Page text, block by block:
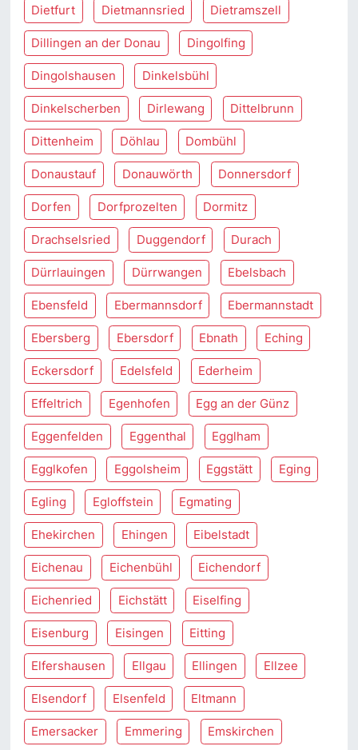
Dietfurt Dietmannsried Dietramszell
Dillingen an der Donau Dingolfing
Dingolshausen Dinkelsbühl
Dinkelscherben Dirlewang Dittelbrunn
Dittenheim Döhlau Dombühl
Donaustauf Donauwörth Donnersdorf
Dorfen Dorfprozelten Dormitz
Drachselsried Duggendorf Durach
Dürrlauingen Dürrwangen Ebelsbach
Ebensfeld Ebermannsdorf Ebermannstadt
Ebersberg Ebersdorf Ebnath Eching
Eckersdorf Edelsfeld Ederheim
Effeltrich Egenhofen Egg an der Günz
Eggenfelden Eggenthal Egglham
Egglkofen Eggolsheim Eggstätt Eging
Egling Egloffstein Egmating
Ehekirchen Ehingen Eibelstadt
Eichenau Eichenbühl Eichendorf
Eichenried Eichstätt Eiselfing
Eisenburg Eisingen Eitting
Elfershausen Ellgau Ellingen Ellzee
Elsendorf Elsenfeld Eltmann
Emersacker Emmering Emskirchen